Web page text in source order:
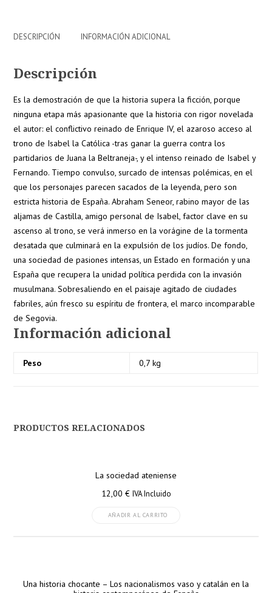
DESCRIPCIÓN INFORMACIÓN ADICIONAL
Descripción
Es la demostración de que la historia supera la ficción, porque
ninguna etapa más apasionante que la historia con rigor novelada
el autor: el conflictivo reinado de Enrique IV, el azaroso acceso al
trono de Isabel la Católica -tras ganar la guerra contra los
partidarios de Juana la Beltraneja-, y el intenso reinado de Isabel y
Fernando. Tiempo convulso, surcado de intensas polémicas, en el
que los personajes parecen sacados de la leyenda, pero son
estricta historia de España. Abraham Seneor, rabino mayor de las
aljamas de Castilla, amigo personal de Isabel, factor clave en su
ascenso al trono, se verá inmerso en la vorágine de la tormenta
desatada que culminará en la expulsión de los judíos. De fondo,
una sociedad de pasiones intensas, un Estado en formación y una
España que recupera la unidad política perdida con la invasión
musulmana. Sobresaliendo en el paisaje agitado de ciudades
fabriles, aún fresco su espíritu de frontera, el marco incomparable
de Segovia.
Información adicional
Peso 0,7 kg
PRODUCTOS RELACIONADOS
La sociedad ateniense
12,00 € IVA Incluido
AÑADIR AL CARRITO
Una historia chocante – Los nacionalismos vaso y catalán en la